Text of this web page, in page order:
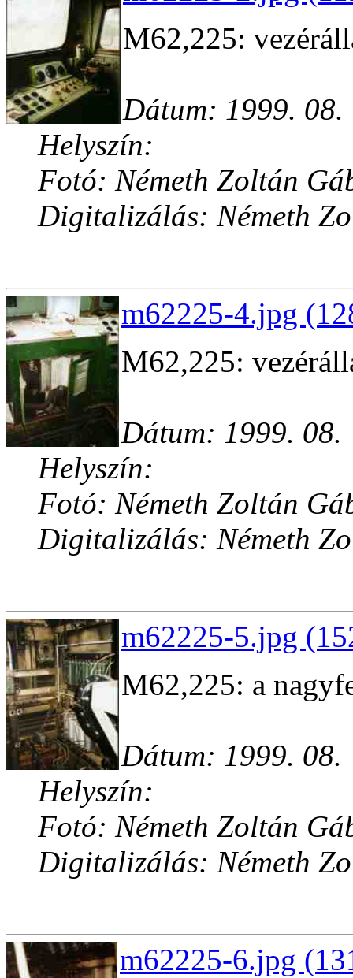
M62,225:
Dátum: 1999. 08.
Helyszín:
Fotó: Németh Zoltán
Digitalizálás: Németh
m62225-4.jpg
M62,225:
Dátum: 1999. 08.
Helyszín:
Fotó: Németh Zoltán
Digitalizálás: Németh
m62225-5.jpg
M62,225: a
Dátum: 1999. 08.
Helyszín:
Fotó: Németh Zoltán
Digitalizálás: Németh
m62225-6.jpg